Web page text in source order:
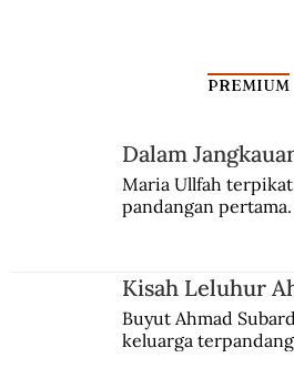
Popcorn dari Jalanan ke
PREMIUM
Dalam
Maria Ullfah terpikat
pandangan
Kisah Leluhur
Buyut Ahmad
keluarga